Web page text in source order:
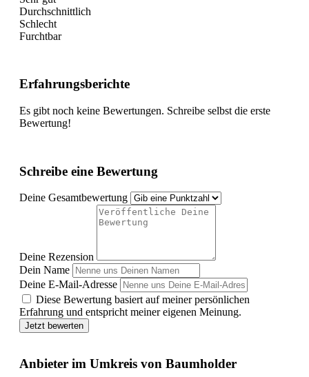
Durchschnittlich
Schlecht
Furchtbar
Erfahrungsberichte
Es gibt noch keine Bewertungen. Schreibe selbst die erste
Bewertung!
Schreibe eine Bewertung
Deine Gesamtbewertung
Deine Rezension
Dein Name
Deine E-Mail-Adresse
Diese Bewertung basiert auf meiner persönlichen
Erfahrung und entspricht meiner eigenen Meinung.
Jetzt bewerten
Anbieter im Umkreis von Baumholder